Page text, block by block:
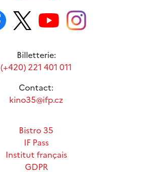
Billetterie:
(+420) 221 401 011
Contact:
kino35@ifp.cz
Bistro 35
IF Pass
Institut français
GDPR